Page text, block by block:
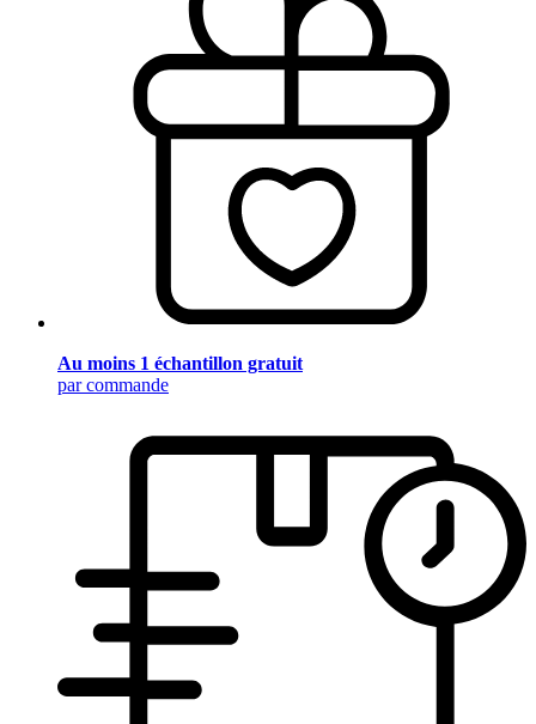
Au moins 1 échantillon gratuit
par commande